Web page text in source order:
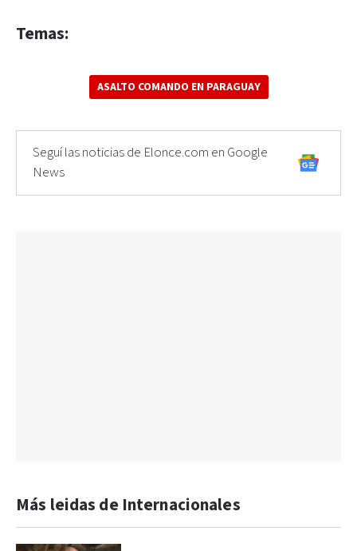
Temas:
ASALTO COMANDO EN PARAGUAY
Seguí las noticias de Elonce.com en Google
News
Más leidas de Internacionales